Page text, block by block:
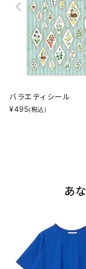
バラエティシール
¥495(税込)
あ